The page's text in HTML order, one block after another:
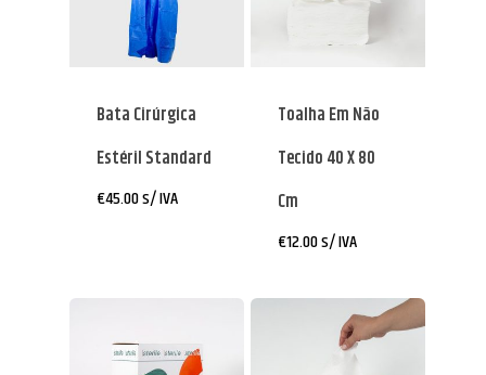
Bata Cirúrgica
Estéril Standard
€45.00s/ IVA
Toalha Em Não
Tecido 40 X 80
Cm
€12.00s/ IVA